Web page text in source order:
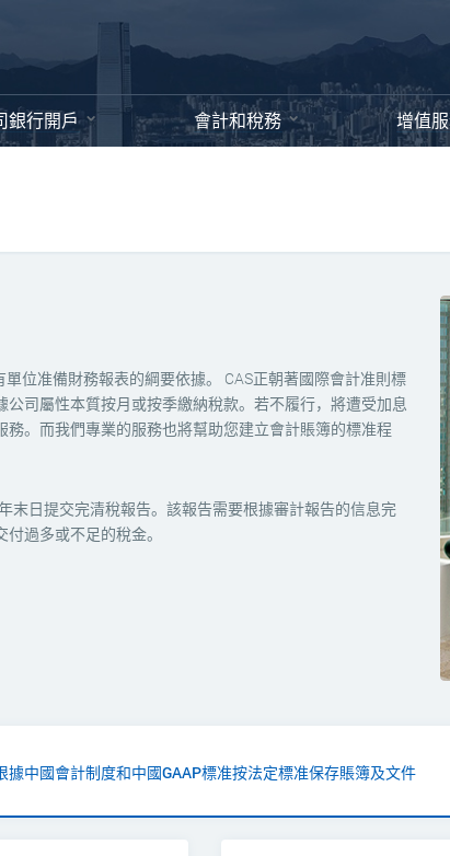
銀行開戶 會計和稅務 增值
位准備財務報表的綱要依據。 CAS正朝著國際會計准則標
司屬性本質按月或按季繳納稅款。若不履行，將遭受加息
。而我們專業的服務也將幫助您建立會計賬簿的標准程
末日提交完清稅報告。該報告需要根據審計報告的信息完
過多或不足的稅金。
據中國會計制度和中國GAAP標准按法定標准保存賬簿及文件